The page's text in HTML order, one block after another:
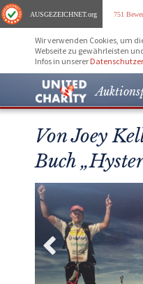
AUSGEZEICHNET.org 751
Wir verwenden Cookies, um
Webseite zu gewährleisten
Infos in unserer
Von Joey
Buch